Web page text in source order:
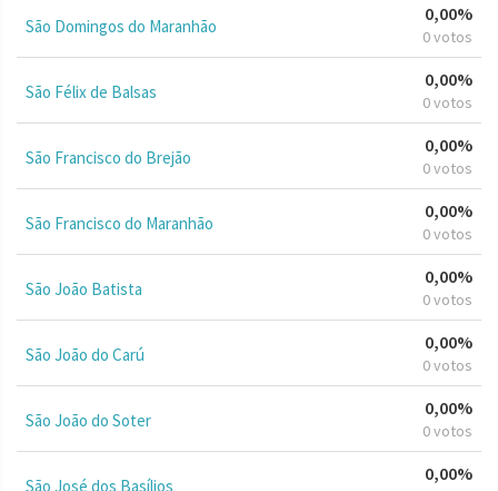
São Domingos do Maranhão
0,00%
0 votos
São Félix de Balsas
0,00%
0 votos
São Francisco do Brejão
0,00%
0 votos
São Francisco do Maranhão
0,00%
0 votos
São João Batista
0,00%
0 votos
São João do Carú
0,00%
0 votos
São João do Soter
0,00%
0 votos
São José dos Basílios
0,00%